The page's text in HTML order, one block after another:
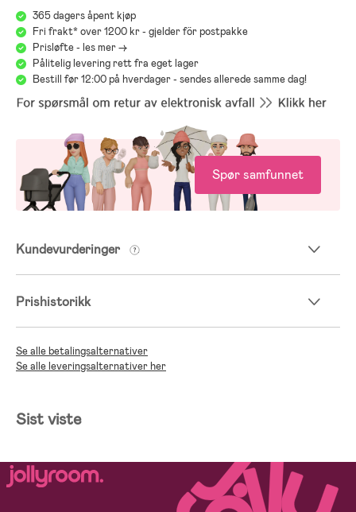
365 dagers åpent kjøp
Fri frakt* over 1200 kr - gjelder för postpakke
Prisløfte - les mer ->
Pålitelig levering rett fra eget lager
Bestill før 12:00 på hverdager - sendes allerede samme dag!
Spør samfunnet
Kundevurderinger
Prishistorikk
Se alle betalingsalternativer
Se alle leveringsalternativer her
Sist viste